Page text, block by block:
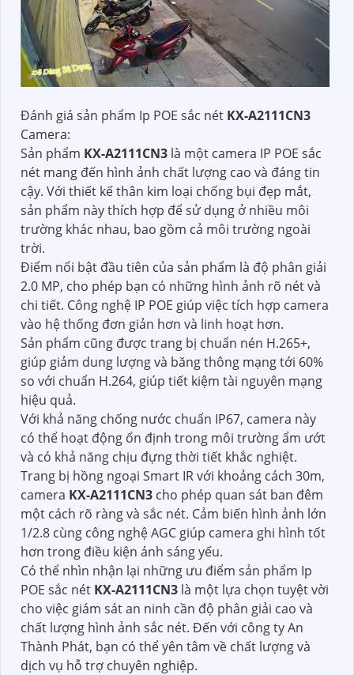
Đánh giá sản phẩm Ip POE sắc nét KX-A2111CN3
Camera:
Sản phẩm KX-A2111CN3 là một camera IP POE sắc
nét mang đến hình ảnh chất lượng cao và đáng tin
cậy. Với thiết kế thân kim loại chống bụi đẹp mắt,
sản phẩm này thích hợp để sử dụng ở nhiều môi
trường khác nhau, bao gồm cả môi trường ngoài
trời.
Điểm nổi bật đầu tiên của sản phẩm là độ phân giải
2.0 MP, cho phép bạn có những hình ảnh rõ nét và
chi tiết. Công nghệ IP POE giúp việc tích hợp camera
vào hệ thống đơn giản hơn và linh hoạt hơn.
Sản phẩm cũng được trang bị chuẩn nén H.265+,
giúp giảm dung lượng và băng thông mạng tới 60%
so với chuẩn H.264, giúp tiết kiệm tài nguyên mạng
hiệu quả.
Với khả năng chống nước chuẩn IP67, camera này
có thể hoạt động ổn định trong môi trường ẩm ướt
và có khả năng chịu đựng thời tiết khắc nghiệt.
Trang bị hồng ngoại Smart IR với khoảng cách 30m,
camera KX-A2111CN3 cho phép quan sát ban đêm
một cách rõ ràng và sắc nét. Cảm biến hình ảnh lớn
1/2.8 cùng công nghệ AGC giúp camera ghi hình tốt
hơn trong điều kiện ánh sáng yếu.
Có thể nhìn nhận lại những ưu điểm sản phẩm Ip
POE sắc nét KX-A2111CN3 là một lựa chọn tuyệt vời
cho việc giám sát an ninh cần độ phân giải cao và
chất lượng hình ảnh sắc nét. Đến với công ty An
Thành Phát, bạn có thể yên tâm về chất lượng và
dịch vụ hỗ trợ chuyên nghiệp.